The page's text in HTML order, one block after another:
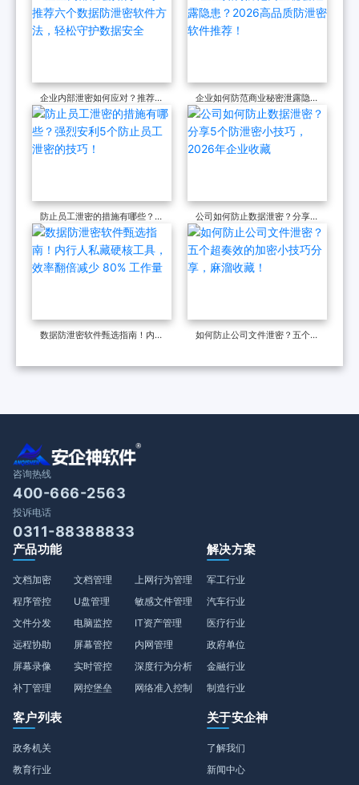
长效防护一步到位！
大佬私藏！
企业内部泄密如何应对？推荐六
个数据防泄密软件方法，轻松守
护数据安全
企业如何防范商业秘密泄露隐
患？2026高品质防泄密软件推
荐！
防止员工泄密的措施有哪些？强
烈安利5个防止员工泄密的技
巧！
公司如何防止数据泄密？分享5
个防泄密小技巧，2026年企业
收藏
数据防泄密软件甄选指南！内行
80% 工作量
如何防止公司文件泄密？五个超
藏！
咨询热线
400-666-2563
投诉电话
0311-88388833
产品功能
文档加密
程序管控
文件分发
远程协助
屏幕录像
补丁管理
文档管理
U盘管理
电脑监控
屏幕管控
实时管控
网控堡垒
上网行为管理
敏感文件管理
IT资产管理
内网管理
深度行为分析
网络准入控制
解决方案
军工行业
汽车行业
医疗行业
政府单位
金融行业
制造行业
客户列表
政务机关
教育行业
关于安企神
了解我们
新闻中心